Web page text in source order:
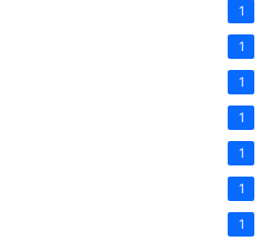
1
1
1
1
1
1
1